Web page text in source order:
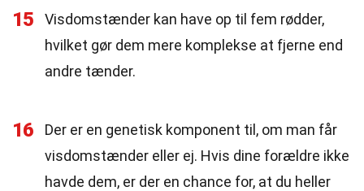
15
Visdomstænder kan have op til fem rødder,
hvilket gør dem mere komplekse at fjerne end
andre tænder.
16
Der er en genetisk komponent til, om man får
visdomstænder eller ej. Hvis dine forældre ikke
havde dem, er der en chance for, at du heller